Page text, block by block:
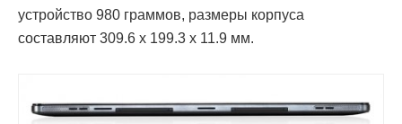
устройство 980 граммов, размеры корпуса
составляют 309.6 x 199.3 x 11.9 мм.